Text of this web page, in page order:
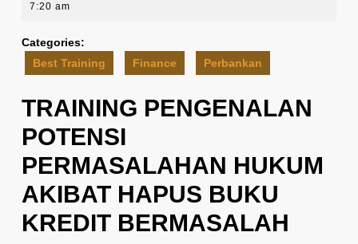
7:20 am
Categories:
Best Training
Finance Perbankan
TRAINING PENGENALAN
POTENSI
PERMASALAHAN HUKUM
AKIBAT HAPUS BUKU
KREDIT BERMASALAH